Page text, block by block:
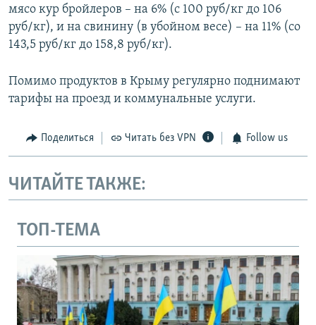
мясо кур бройлеров – на 6% (с 100 руб/кг до 106
руб/кг), и на свинину (в убойном весе) – на 11% (со
143,5 руб/кг до 158,8 руб/кг).
Помимо продуктов в Крыму регулярно поднимают
тарифы на проезд и коммунальные услуги.
Поделиться Читать без VPN Follow us
ЧИТАЙТЕ ТАКЖЕ:
ТОП-ТЕМА